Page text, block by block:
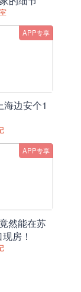
右
排
从月销售
心领域实
APP专享
海边安个1
APP专享
然能在苏
房！